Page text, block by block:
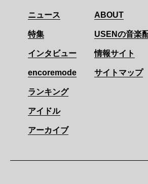
ニュース
特集
インタビュー
encoremode
ランキング
アイドル
アーカイブ
ABOUT
USENの音楽
情報サイト
サイトマップ